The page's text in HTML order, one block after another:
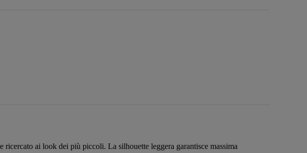
ai look dei più piccoli. La silhouette leggera garantisce massima